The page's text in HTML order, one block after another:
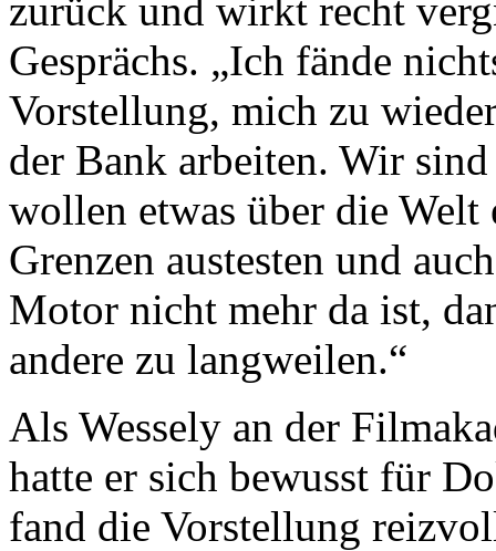
zurück und wirkt recht
Gesprächs. „Ich fände
Vorstellung, mich zu
der Bank arbeiten. Wir
wollen etwas über die
Grenzen austesten und
Motor nicht mehr da ist,
andere zu langweilen.“
Als Wessely an der
hatte er sich bewusst für
fand die Vorstellung